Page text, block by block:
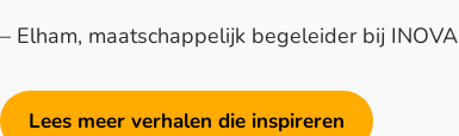
Elham, maatschappelijk begeleider bij INOVA
Lees meer verhalen die inspireren